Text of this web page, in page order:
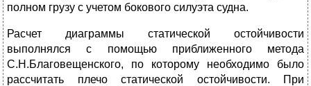
полном грузу с учетом бокового силуэта судна.
Расчет диаграммы статической остойчивости
выполнялся с помощью приближенного метода
С.Н.Благовещенского, по которому необходимо было
рассчитать плечо статической остойчивости. При